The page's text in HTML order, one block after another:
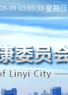
09 03:05:33 星期日